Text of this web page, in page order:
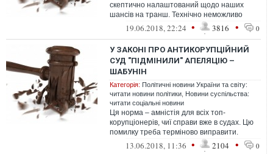
скептично налаштований щодо наших
шансів на транш. Технічно неможливо
зробити це влітку: в серпні МВФ піде у ...
19.06.2018, 22:24 • 3816 • 0
У ЗАКОНІ ПРО АНТИКОРУПЦІЙНИЙ
СУД "ПІДМІНИЛИ" АПЕЛЯЦІЮ –
ШАБУНІН
Категорія: Політичні новини України та світу:
читати новини політики Новини суспільства:
читати соціальні новини
Ця норма – амністія для всіх топ-
корупціонерів, чиї справи вже в судах. Цю
помилку треба терміново виправити.
Президент Порошенко має невідкладно
13.06.2018, 11:36 • 2104 • 0